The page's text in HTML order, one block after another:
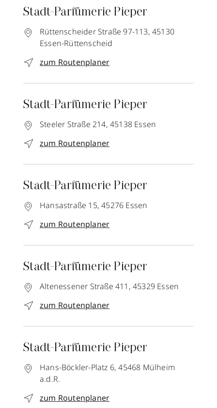
Stadt-Parfümerie Pieper
Rüttenscheider Straße 97-113, 45130
Essen-Rüttenscheid
zum Routenplaner
Stadt-Parfümerie Pieper
Steeler Straße 214, 45138 Essen
zum Routenplaner
Stadt-Parfümerie Pieper
Hansastraße 15, 45276 Essen
zum Routenplaner
Stadt-Parfümerie Pieper
Altenessener Straße 411, 45329 Essen
zum Routenplaner
Stadt-Parfümerie Pieper
Hans-Böckler-Platz 6, 45468 Mülheim
a.d.R.
zum Routenplaner